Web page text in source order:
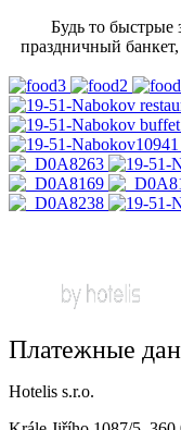
Будь то быстрые
праздничный
Платежные
Hotelis s.r.o.